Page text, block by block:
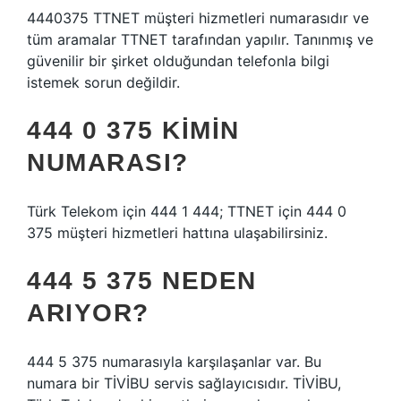
4440375 TTNET müşteri hizmetleri numarasıdır ve
tüm aramalar TTNET tarafından yapılır. Tanınmış ve
güvenilir bir şirket olduğundan telefonla bilgi
istemek sorun değildir.
444 0 375 KIMIN
NUMARASI?
Türk Telekom için 444 1 444; TTNET için 444 0
375 müşteri hizmetleri hattına ulaşabilirsiniz.
444 5 375 NEDEN
ARIYOR?
444 5 375 numarasıyla karşılaşanlar var. Bu
numara bir TİVİBU servis sağlayıcısıdır. TİVİBU,